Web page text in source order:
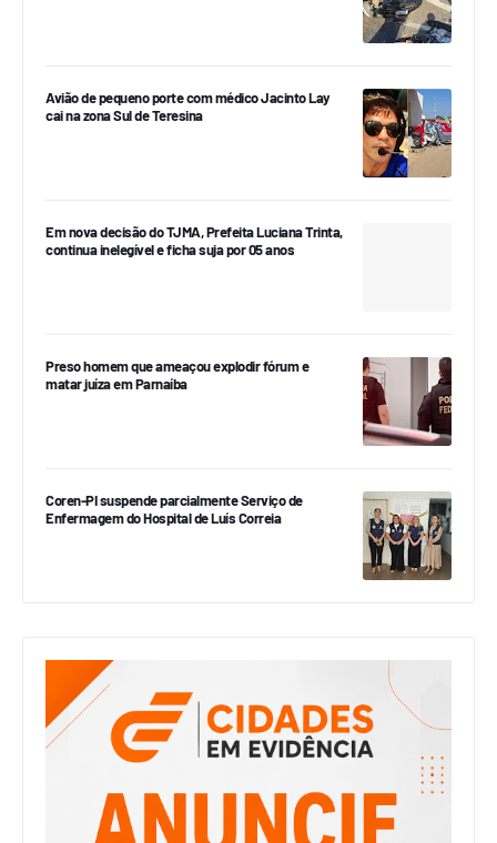
Avião de pequeno porte com médico Jacinto Lay
cai na zona Sul de Teresina
Em nova decisão do TJMA, Prefeita Luciana Trinta,
continua inelegível e ficha suja por 05 anos
Preso homem que ameaçou explodir fórum e
matar juíza em Parnaíba
Coren-PI suspende parcialmente Serviço de
Enfermagem do Hospital de Luís Correia